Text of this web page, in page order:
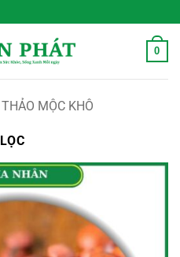
0
THẢO MỘC KHÔ
LỌC